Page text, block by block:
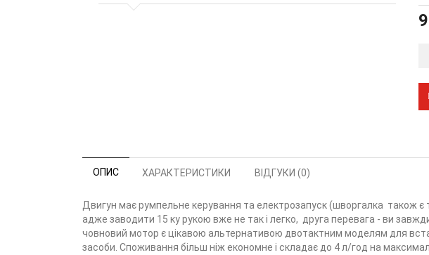
ОПИС ХАРАКТЕРИСТИКИ ВІДГУКИ (0)
Двигун має румпельне керування та електрозапуск (шворгалка також є
адже заводити 15 ку рукою вже не так і легко, друга перевага - ви
човновий мотор є цікавою альтернативою двотактним моделям для
засоби. Споживання більш ніж економне і складає до 4 л/год на